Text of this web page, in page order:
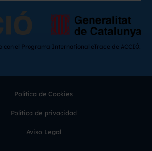
con el Programa International eTrade de ACCIÓ.
Política de Cookies
Política de privacidad
Aviso Legal